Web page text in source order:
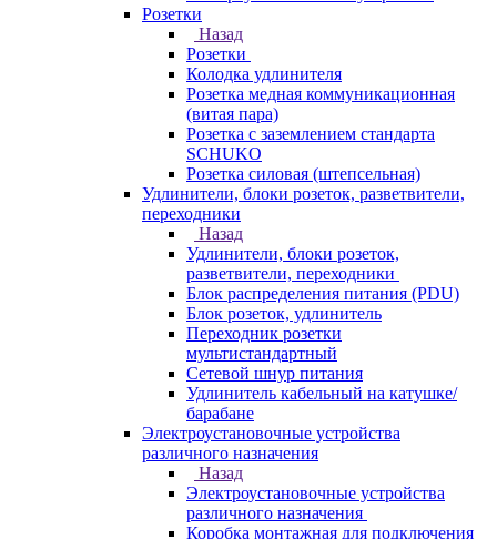
Розетки
Назад
Розетки
Колодка удлинителя
Розетка медная коммуникационная
(витая пара)
Розетка с заземлением стандарта
SCHUKO
Розетка силовая (штепсельная)
Удлинители, блоки розеток, разветвители,
переходники
Назад
Удлинители, блоки розеток,
разветвители, переходники
Блок распределения питания (PDU)
Блок розеток, удлинитель
Переходник розетки
мультистандартный
Сетевой шнур питания
Удлинитель кабельный на катушке/
барабане
Электроустановочные устройства
различного назначения
Назад
Электроустановочные устройства
различного назначения
Коробка монтажная для подключения